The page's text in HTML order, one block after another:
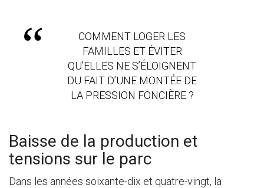
COMMENT LOGER LES
FAMILLES ET ÉVITER
QU’ELLES NE S’ÉLOIGNENT
DU FAIT D’UNE MONTÉE DE
LA PRESSION FONCIÈRE ?
Baisse de la production et
tensions sur le parc
Dans les années soixante-dix et quatre-vingt, la